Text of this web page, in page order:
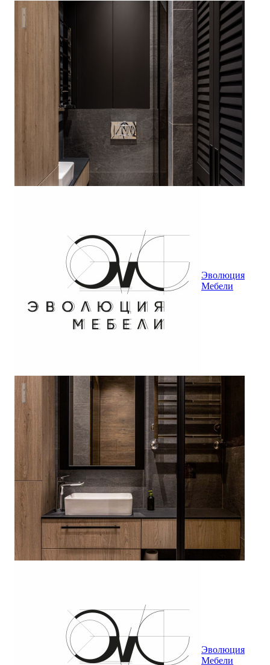
Санузел в стиле лофт
Эволюция
Мебели
Санузел в стиле лофт
Эволюция
Мебели